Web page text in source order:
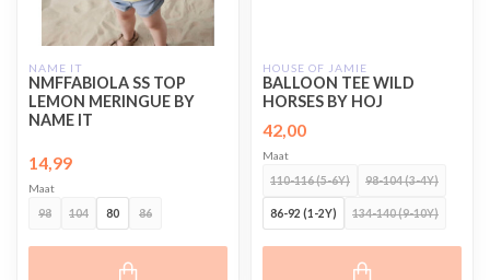
NAME IT
NMFFABIOLA SS TOP
LEMON MERINGUE BY
NAME IT
14,99
Maat
98
104 80 86
HOUSE OF JAMIE
BALLOON TEE WILD
HORSES BY HOJ
42,00
Maat
110-116 (5-6Y)
98-104 (3-4Y)
86-92 (1-2Y) 134-140 (9-10Y)